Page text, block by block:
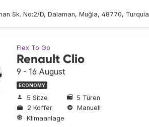
Sk. No:2/D, Dalaman, Muğla, 48770, Turquía
Flex To Go
Renault Clio
9 - 16 August
ECONOMY
5 Sitze
5 Türen
2 Koffer
Manuell
Klimaanlage